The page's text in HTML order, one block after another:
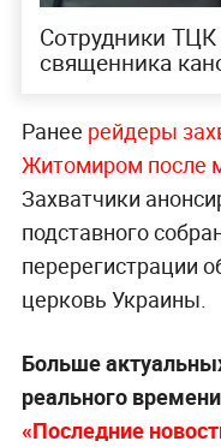
Сотрудники
священника
Ранее рейдеры
Житомиром после
Захватчики
подставного
перерегистрации
церковь Украины.
Больше
реального
«Последние